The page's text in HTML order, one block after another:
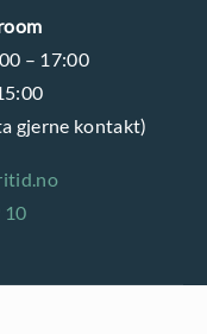
– 17:00
gjerne kontakt)
10